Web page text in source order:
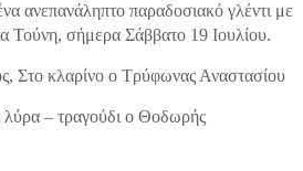
ανεπανάληπτο παραδοσιακό γλέντι με
Τούνη, σήμερα Σάββατο 19 Ιουλίου.
Στο κλαρίνο ο Τρύφωνας Αναστασίου
– τραγούδι ο Θοδωρής